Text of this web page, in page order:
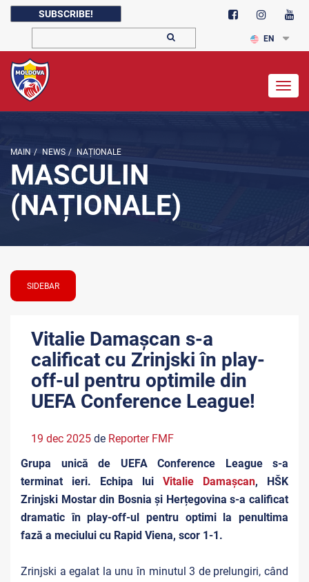
SUBSCRIBE!
EN
MAIN / NEWS / NAȚIONALE
MASCULIN
(NAȚIONALE)
SIDEBAR
Vitalie Damașcan s-a
calificat cu Zrinjski în play-
off-ul pentru optimile din
UEFA Conference League!
19 dec 2025 de Reporter FMF
Grupa unică de UEFA Conference League s-a
terminat ieri. Echipa lui Vitalie Damașcan, HŠK
Zrinjski Mostar din Bosnia și Herțegovina s-a calificat
dramatic în play-off-ul pentru optimi la penultima
fază a meciului cu Rapid Viena, scor 1-1.
Zrinjski a egalat la unu în minutul 3 de prelungiri, când